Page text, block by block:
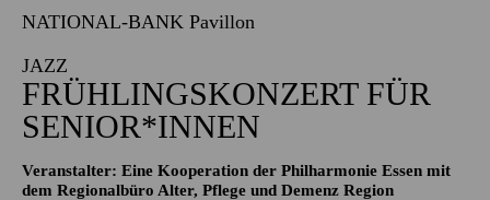
NATIONAL-BANK Pavillon
JAZZ
FRÜHLINGS­KONZERT FÜR
SENIOR*INNEN
Veranstalter: Eine Kooperation der Philharmonie Essen mit
dem Regionalbüro Alter, Pflege und Demenz Region